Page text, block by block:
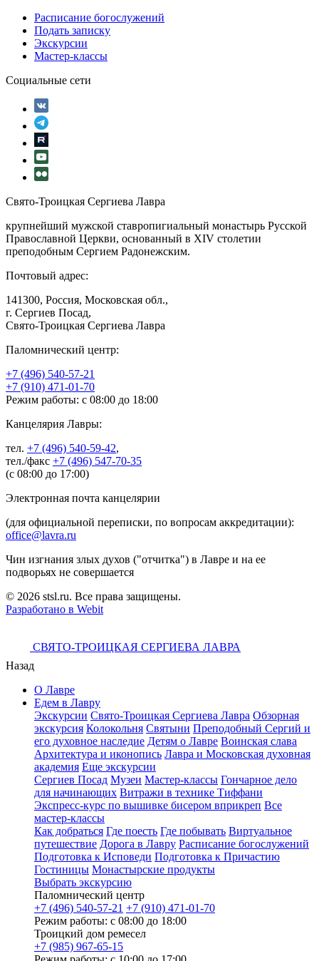
Расписание богослужений
Подать записку
Экскурсии
Мастер-классы
Социальные сети
Свято-Троицкая Сергиева Лавра
крупнейший мужской ставропигиальный монастырь Русской
Православной Церкви, основанный в XIV столетии
преподобным Сергием Радонежским.
Почтовый адрес:
141300, Россия, Московская обл.,
г. Сергиев Посад,
Свято-Троицкая Сергиева Лавра
Паломнический центр:
+7 (496) 540-57-21
+7 (910) 471-01-70
Режим работы: с 08:00 до 18:00
Канцелярия Лавры:
тел. +7 (496) 540-59-42,
тел./факс +7 (496) 547-70-35
(с 08:00 до 17:00)
Электронная почта канцелярии
(для официальной переписки, по вопросам аккредитации):
office@lavra.ru
Чин изгнания злых духов ("отчитка") в Лавре и на ее
подворьях не совершается
© 2026 stsl.ru. Все права защищены.
Разработано в Webit
СВЯТО-ТРОИЦКАЯ СЕРГИЕВА ЛАВРА
Назад
О Лавре
Едем в Лавру
Экскурсии Свято-Троицкая Сергиева Лавра Обзорная
экскурсия Колокольня Святыни Преподобный Сергий и
его духовное наследие Детям о Лавре Воинская слава
Архитектура и иконопись Лавра и Московская духовная
академия Еще экскурсии
Сергиев Посад Музеи Мастер-классы Гончарное дело
для начинающих Витражи в технике Тиффани
Экспресс-курс по вышивке бисером вприкреп Все
мастер-классы
Как добраться Где поесть Где побывать Виртуальное
путешествие Дорога в Лавру Расписание богослужений
Подготовка к Исповеди Подготовка к Причастию
Гостиницы Монастырские продукты
Выбрать экскурсию
Паломнический центр
+7 (496) 540-57-21 +7 (910) 471-01-70
Режим работы: с 08:00 до 18:00
Троицкий дом ремесел
+7 (985) 967-65-15